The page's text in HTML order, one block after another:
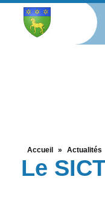
Accueil » Actualités
Le